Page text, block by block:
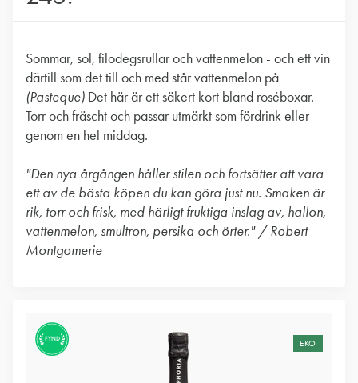
Sommar, sol, filodegsrullar och vattenmelon - och ett vin
därtill som det till och med står vattenmelon på
(Pasteque) Det här är ett säkert kort bland roséboxar.
Torr och fräscht och passar utmärkt som fördrink eller
genom en hel middag.
"Den nya årgången håller stilen och fortsätter att vara
ett av de bästa köpen du kan göra just nu. Smaken är
rik, torr och frisk, med härligt fruktiga inslag av, hallon,
vattenmelon, smultron, persika och örter." / Robert
Montgomerie
FYND EKO